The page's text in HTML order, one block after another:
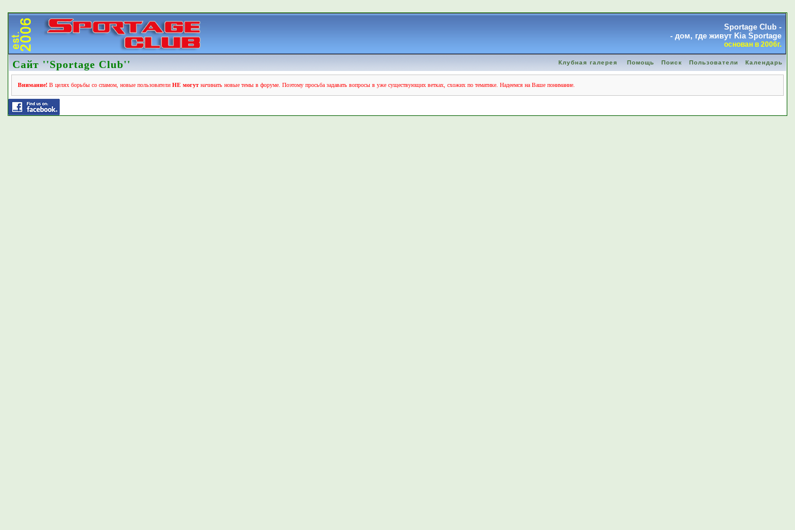
Sportage Club -
- дом, где живут Kia Sportage
основан в 2006г.
Сайт ''Sportage Club'' Клубная галерея Помощь Поиск Пользователи Календарь
Внимание! В целях борьбы со спамом, новые пользователиНЕ могут начинать новые темы в форуме. Поэтому просьба задавать вопросы в уже существующих ветках, схожих по тематике. Надеемся на Ваше понимание.